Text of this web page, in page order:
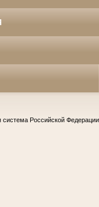
система Российской